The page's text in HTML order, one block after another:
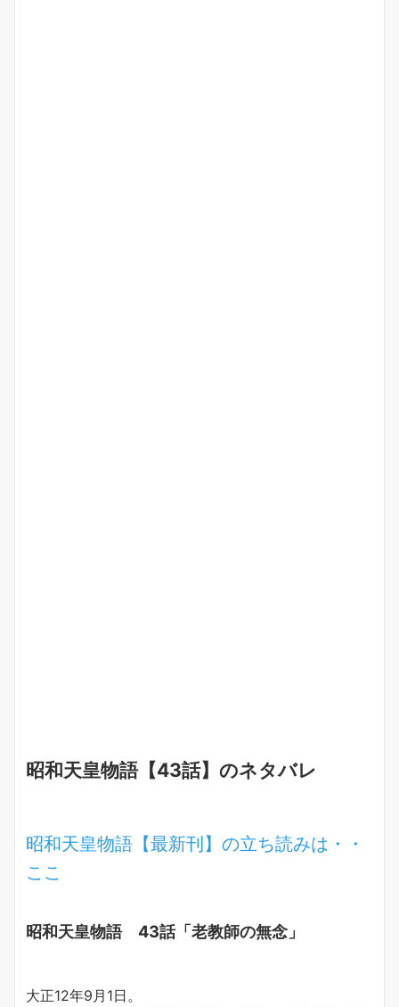
昭和天皇物語【43話】のネタバレ
昭和天皇物語【最新刊】の立ち読みは・・
ここ
昭和天皇物語 43話「老教師の無念」
大正12年9月1日。